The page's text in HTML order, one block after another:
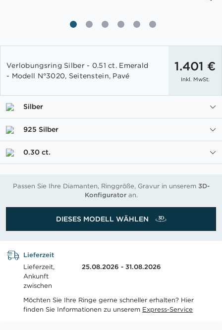
Anfang
der
Bildgalerie
Verlobungsring Silber - 0.51 ct. Emerald
- Modell N°3020, Seitenstein, Pavé
1.401 €
Inkl. MwSt.
Silber
925 Silber
0.30 ct.
Passen Sie Ihre Diamanten, Ringgröße, Gravur in unserem 3D-
Konfiguratoran.
DIESES MODELL WÄHLEN
Lieferzeit
Lieferzeit,
Ankunft
zwischen
25.08.2026 - 31.08.2026
Möchten Sie Ihre Ringe gerne schneller erhalten? Hier
finden Sie Informationen zu unserem Express-Service